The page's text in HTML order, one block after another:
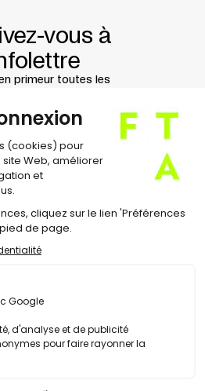
vous à
primeur toutes les